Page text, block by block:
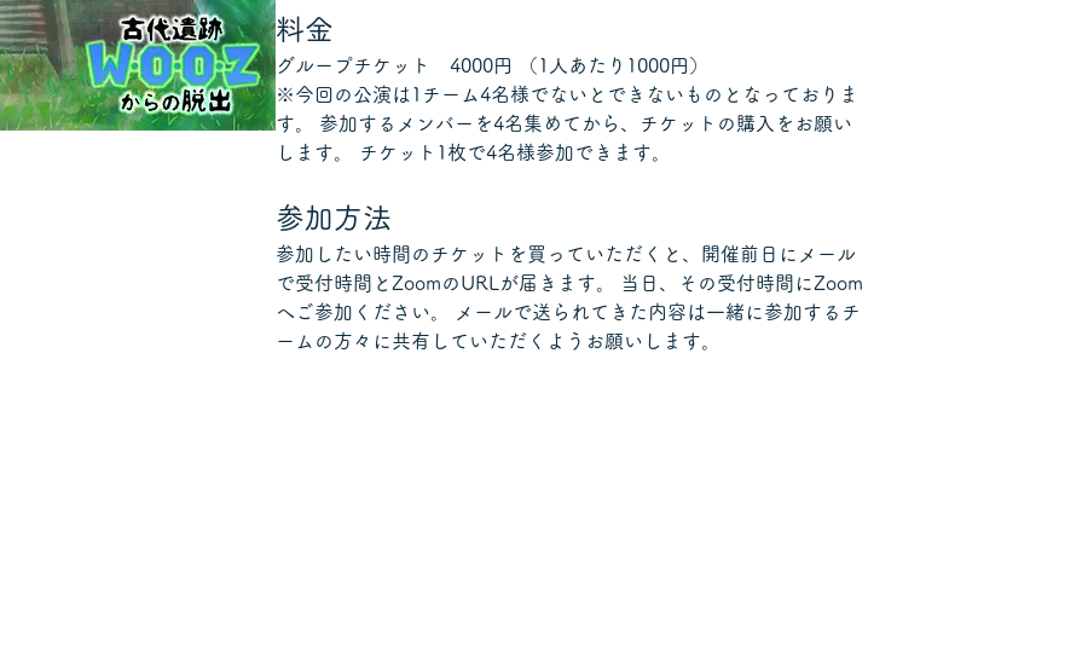
料金
グループチケット　4000円 （1人あたり1000円）
※今回の公演は1チーム4名様でないとできないものとなっておりま
す。 参加するメンバーを4名集めてから、チケットの購入をお願い
します。 チケット1枚で4名様参加できます。
参加方法
参加したい時間のチケットを買っていただくと、開催前日にメール
で受付時間とZoomのURLが届きます。 当日、その受付時間にZoom
へご参加ください。 メールで送られてきた内容は一緒に参加するチ
ームの方々に共有していただくようお願いします。